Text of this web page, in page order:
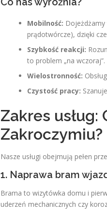
Mobilność: Dojeżdżamy
prądotwórcze), dzięki
Szybkość reakcji:
to problem „na wczoraj”.
Wielostronność:
Czystość pracy:
Zakres
Zakroczymiu?
Nasze usługi obejmują pełen
1. Naprawa bram
Brama to wizytówka domu i
uderzeń mechanicznych czy